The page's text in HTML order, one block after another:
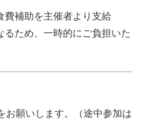
費補助を主催者より支給
ため、一時的にご負担いた
お願いします。（途中参加は